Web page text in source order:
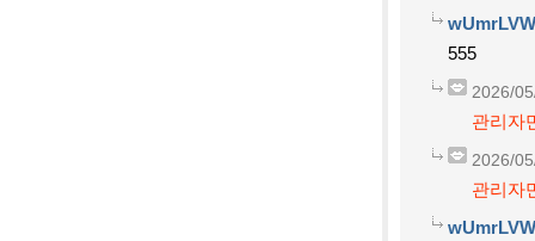
555
2026/
관리자
2026/
관리자